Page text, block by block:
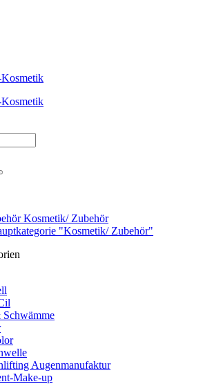
Kosmetik/ Zubehör
"Kosmetik/ Zubehör"
Augenmanufaktur
Make-up